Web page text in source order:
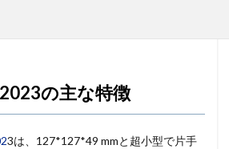
の主な特徴
3は、127*127*49 mmと超小型で片手